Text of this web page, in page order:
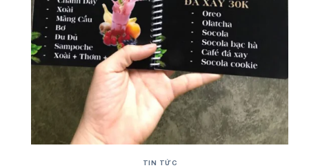
TIN TỨC